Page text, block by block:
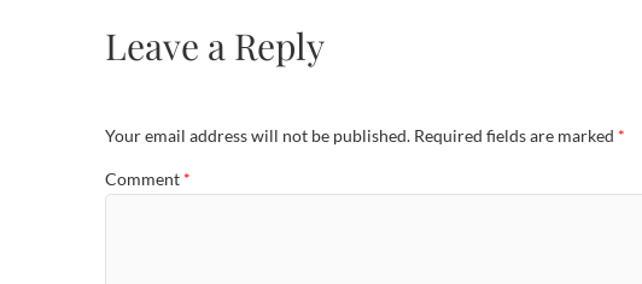
Leave a Reply
Your email address will not be published. Required fields are marked *
Comment *